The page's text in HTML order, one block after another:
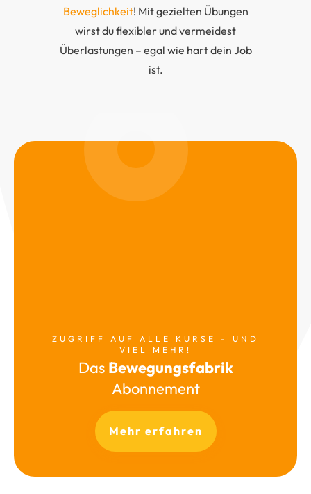
Beweglichkeit! Mit gezielten Übungen
wirst du flexibler und vermeidest
Überlastungen – egal wie hart dein Job
ist.
ZUGRIFF AUF ALLE KURSE - UND
VIEL MEHR!
Das Bewegungsfabrik
Abonnement
Mehr erfahren